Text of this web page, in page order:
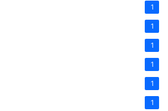
1
1
1
1
1
1